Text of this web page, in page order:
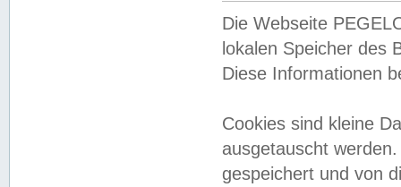
Die Webseite
lokalen Speicher des
Diese Informationen
Cookies sind kleine
ausgetauscht
gespeichert und von